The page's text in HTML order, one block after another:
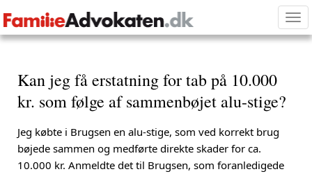
Kan jeg få erstatning for tab på 10.000
kr. som følge af sammenbøjet alu-stige?
Jeg købte i Brugsen en alu-stige, som ved korrekt brug
bøjede sammen og medførte direkte skader for ca.
10.000 kr. Anmeldte det til Brugsen, som foranledigede